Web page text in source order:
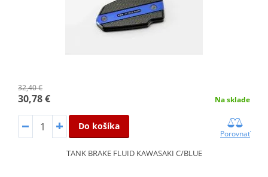
32,40 €
30,78 € Na sklade
Do košíka
Porovnať
TANK BRAKE FLUID KAWASAKI C/BLUE